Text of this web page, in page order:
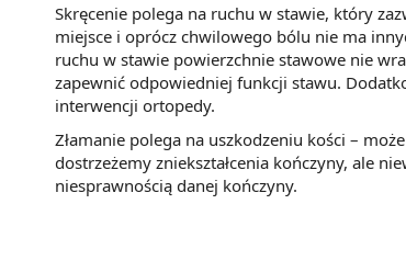
Skręcenie polega na ruchu w stawie, który
miejsce i oprócz chwilowego bólu nie ma
ruchu w stawie powierzchnie stawowe nie
zapewnić odpowiedniej funkcji stawu.
interwencji ortopedy.
Złamanie polega na uszkodzeniu kości –
dostrzeżemy zniekształcenia kończyny, ale
niesprawnością danej kończyny.